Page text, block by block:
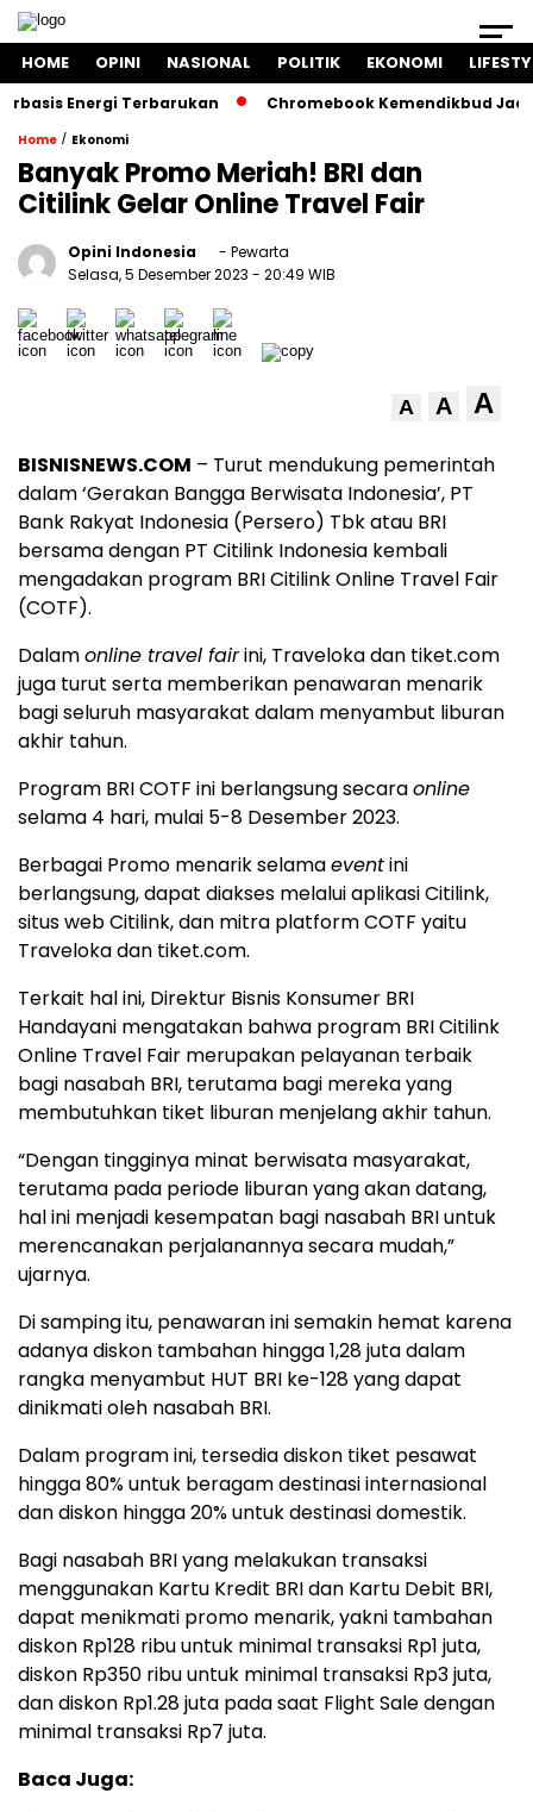
HOME OPINI NASIONAL POLITIK EKONOMI
Energi Terbarukan Chromebook Kemendikbud Jadi
Home / Ekonomi
Banyak Promo Meriah! BRI dan
Citilink Gelar Online Travel Fair
Opini Indonesia
- Pewarta
Selasa, 5 Desember 2023 - 20:49 WIB
A A A
BISNISNEWS.COM – Turut mendukung pemerintah
dalam ‘Gerakan Bangga Berwisata Indonesia’, PT
Bank Rakyat Indonesia (Persero) Tbk atau BRI
bersama dengan PT Citilink Indonesia kembali
mengadakan program BRI Citilink Online Travel Fair
(COTF).
Dalamonline travel fairini, Traveloka dan tiket.com
juga turut serta memberikan penawaran menarik
bagi seluruh masyarakat dalam menyambut liburan
akhir tahun.
Program BRI COTF ini berlangsung secaraonline
selama 4 hari, mulai 5-8 Desember 2023.
Berbagai Promo menarik selamaeventini
berlangsung, dapat diakses melalui aplikasi Citilink,
situs web Citilink, dan mitra platform COTF yaitu
Traveloka dan tiket.com.
Terkait hal ini, Direktur Bisnis Konsumer BRI
Handayani mengatakan bahwa program BRI Citilink
Online Travel Fair merupakan pelayanan terbaik
bagi nasabah BRI, terutama bagi mereka yang
membutuhkan tiket liburan menjelang akhir tahun.
“Dengan tingginya minat berwisata masyarakat,
terutama pada periode liburan yang akan datang,
hal ini menjadi kesempatan bagi nasabah BRI untuk
merencanakan perjalanannya secara mudah,”
ujarnya.
Di samping itu, penawaran ini semakin hemat karena
adanya diskon tambahan hingga 1,28 juta dalam
rangka menyambut HUT BRI ke-128 yang dapat
dinikmati oleh nasabah BRI.
Dalam program ini, tersedia diskon tiket pesawat
hingga 80% untuk beragam destinasi internasional
dan diskon hingga 20% untuk destinasi domestik.
Bagi nasabah BRI yang melakukan transaksi
menggunakan Kartu Kredit BRI dan Kartu Debit BRI,
dapat menikmati promo menarik, yakni tambahan
diskon Rp128 ribu untuk minimal transaksi Rp1 juta,
diskon Rp350 ribu untuk minimal transaksi Rp3 juta,
dan diskon Rp1.28 juta pada saat Flight Sale dengan
minimal transaksi Rp7 juta.
Baca Juga: